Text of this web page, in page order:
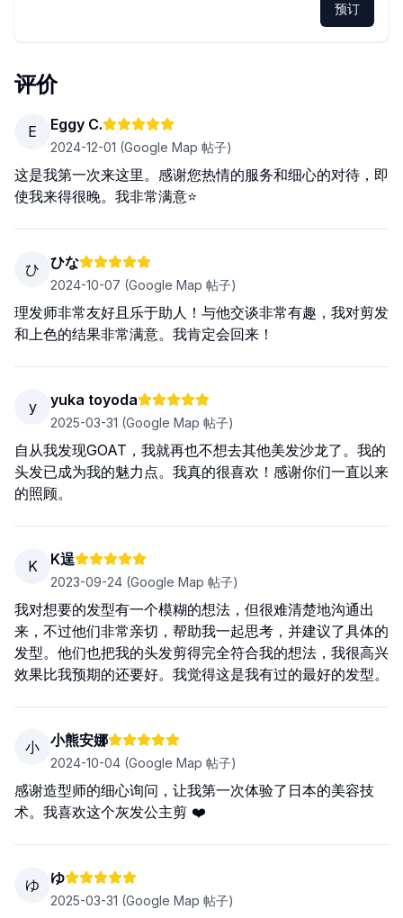
预订
评价
E Eggy C.
2024-12-01 (Google Map 帖子)
这是我第一次来这里。感谢您热情的服务和细心的对待，即
使我来得很晚。我非常满意⭐️
ひ ひな
2024-10-07 (Google Map 帖子)
理发师非常友好且乐于助人！与他交谈非常有趣，我对剪发
和上色的结果非常满意。我肯定会回来！
y yuka toyoda
2025-03-31 (Google Map 帖子)
自从我发现GOAT，我就再也不想去其他美发沙龙了。我的
头发已成为我的魅力点。我真的很喜欢！感谢你们一直以来
的照顾。
K K逞
2023-09-24 (Google Map 帖子)
我对想要的发型有一个模糊的想法，但很难清楚地沟通出
来，不过他们非常亲切，帮助我一起思考，并建议了具体的
发型。他们也把我的头发剪得完全符合我的想法，我很高兴
效果比我预期的还要好。我觉得这是我有过的最好的发型。
小 小熊安娜
2024-10-04 (Google Map 帖子)
感谢造型师的细心询问，让我第一次体验了日本的美容技
术。我喜欢这个灰发公主剪 ❤️
ゆ ゆ
2025-03-31 (Google Map 帖子)